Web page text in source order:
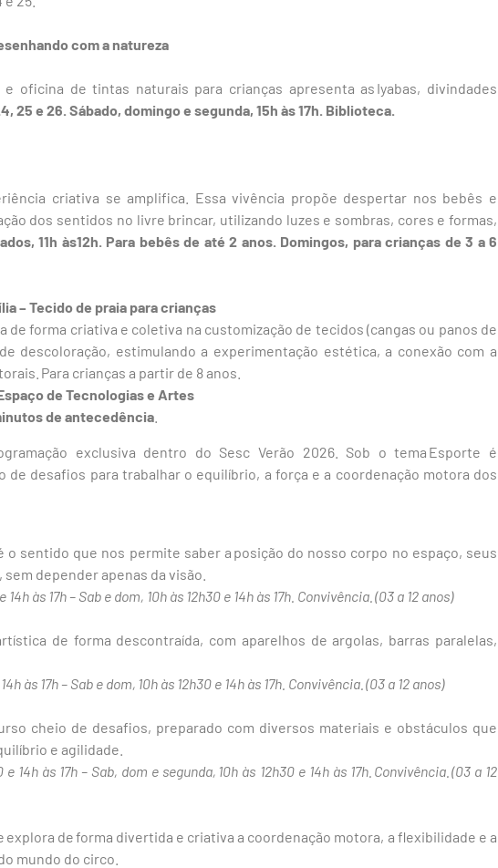
com a natureza
oficina de tintas naturais para crianças apresenta as Iyabas, divindades
25 e 26. Sábado, domingo e segunda, 15h às 17h. Biblioteca.
criativa se amplifica. Essa vivência propõe despertar nos bebês e
dos sentidos no livre brincar, utilizando luzes e sombras, cores e formas,
11h às12h. Para bebês de até 2 anos. Domingos, para crianças de 3 a 6
– Tecido de praia para crianças
de forma criativa e coletiva na customização de tecidos (cangas ou panos de
descoloração, estimulando a experimentação estética, a conexão com a
Para crianças a partir de 8 anos.
de Tecnologias e Artes
de antecedência
exclusiva dentro do Sesc Verão 2026. Sob o tema Esporte é
de desafios para trabalhar o equilíbrio, a força e a coordenação motora dos
o sentido que nos permite saber a posição do nosso corpo no espaço, seus
depender apenas da visão.
às 17h – Sab e dom, 10h às 12h30 e 14h às 17h. Convivência. (03 a 12 anos)
de forma descontraída, com aparelhos de argolas, barras paralelas,
às 17h – Sab e dom, 10h às 12h30 e 14h às 17h. Convivência. (03 a 12 anos)
cheio de desafios, preparado com diversos materiais e obstáculos que
e agilidade.
14h às 17h – Sab, dom e segunda, 10h às 12h30 e 14h às 17h. Convivência. (03 a 12
de forma divertida e criativa a coordenação motora, a flexibilidade e a
mundo do circo.